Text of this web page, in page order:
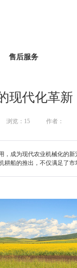
售后服务
现代化革
浏览： 15 作者：
成为现代农业机械化的
船的推出，不仅满足了